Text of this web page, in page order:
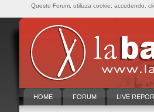
HOME FORUM LIVE
Questo Forum, utilizza cookie; accedendo,